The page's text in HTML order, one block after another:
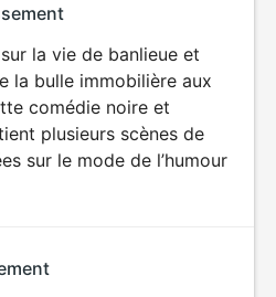
VIOLENCE
la vie de banlieue et
la bulle immobilière aux
comédie noire et
plusieurs scènes de
sur le mode de l’humour